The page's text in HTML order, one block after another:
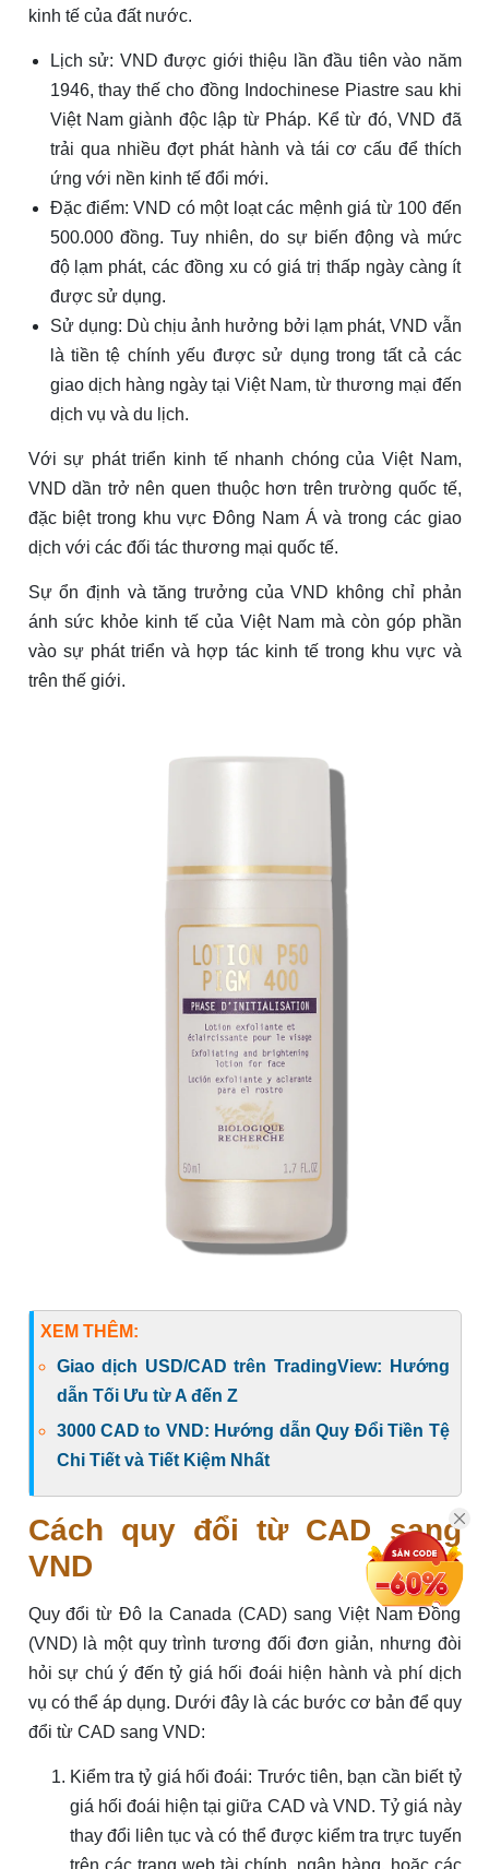
kinh tế của đất nước.
Lịch sử: VND được giới thiệu lần đầu tiên vào năm
1946, thay thế cho đồng Indochinese Piastre sau khi
Việt Nam giành độc lập từ Pháp. Kể từ đó, VND đã
trải qua nhiều đợt phát hành và tái cơ cấu để thích
ứng với nền kinh tế đổi mới.
Đặc điểm: VND có một loạt các mệnh giá từ 100 đến
500.000 đồng. Tuy nhiên, do sự biến động và mức
độ lạm phát, các đồng xu có giá trị thấp ngày càng ít
được sử dụng.
Sử dụng: Dù chịu ảnh hưởng bởi lạm phát, VND vẫn
là tiền tệ chính yếu được sử dụng trong tất cả các
giao dịch hàng ngày tại Việt Nam, từ thương mại đến
dịch vụ và du lịch.
Với sự phát triển kinh tế nhanh chóng của Việt Nam,
VND dần trở nên quen thuộc hơn trên trường quốc tế,
đặc biệt trong khu vực Đông Nam Á và trong các giao
dịch với các đối tác thương mại quốc tế.
Sự ổn định và tăng trưởng của VND không chỉ phản
ánh sức khỏe kinh tế của Việt Nam mà còn góp phần
vào sự phát triển và hợp tác kinh tế trong khu vực và
trên thế giới.
XEM THÊM:
Giao dịch USD/CAD trên TradingView: Hướng
dẫn Tối Ưu từ A đến Z
3000 CAD to VND: Hướng dẫn Quy Đổi Tiền Tệ
Chi Tiết và Tiết Kiệm Nhất
Cách quy đổi từ CAD sang
VND
Quy đổi từ Đô la Canada (CAD) sang Việt Nam Đồng
(VND) là một quy trình tương đối đơn giản, nhưng đòi
hỏi sự chú ý đến tỷ giá hối đoái hiện hành và phí dịch
vụ có thể áp dụng. Dưới đây là các bước cơ bản để quy
đổi từ CAD sang VND:
Kiểm tra tỷ giá hối đoái: Trước tiên, bạn cần biết tỷ
giá hối đoái hiện tại giữa CAD và VND. Tỷ giá này
thay đổi liên tục và có thể được kiểm tra trực tuyến
trên các trang web tài chính, ngân hàng, hoặc các